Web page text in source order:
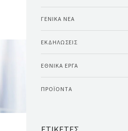
ΓΕΝΙΚΆ ΝΈΑ
ΕΚΔΗΛΏΣΕΙΣ
ΕΘΝΙΚΆ ΈΡΓΑ
ΠΡΟΪΌΝΤΑ